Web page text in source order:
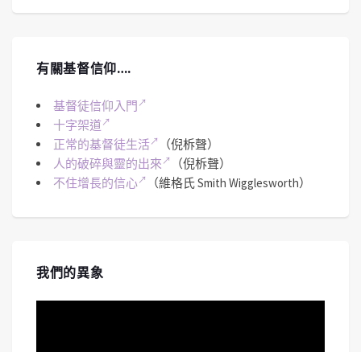
有關基督信仰….
基督徒信仰入門
十字架道
正常的基督徒生活
（倪柝聲）
人的破碎與靈的出來
（倪柝聲）
不住增長的信心
（維格氏 Smith Wigglesworth）
我們的異象